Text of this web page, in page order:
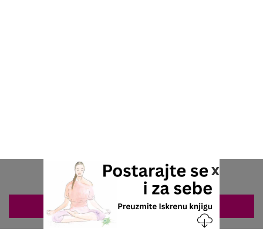
x
ZAKAZIVANJE 063/687-460